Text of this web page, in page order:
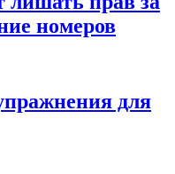
номеров
для